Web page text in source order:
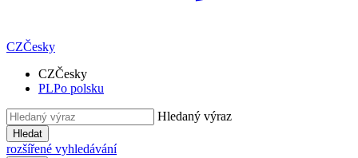
CZČesky
CZČesky
PLPo polsku
Hledaný výraz
Hledat
rozšířené vyhledávání